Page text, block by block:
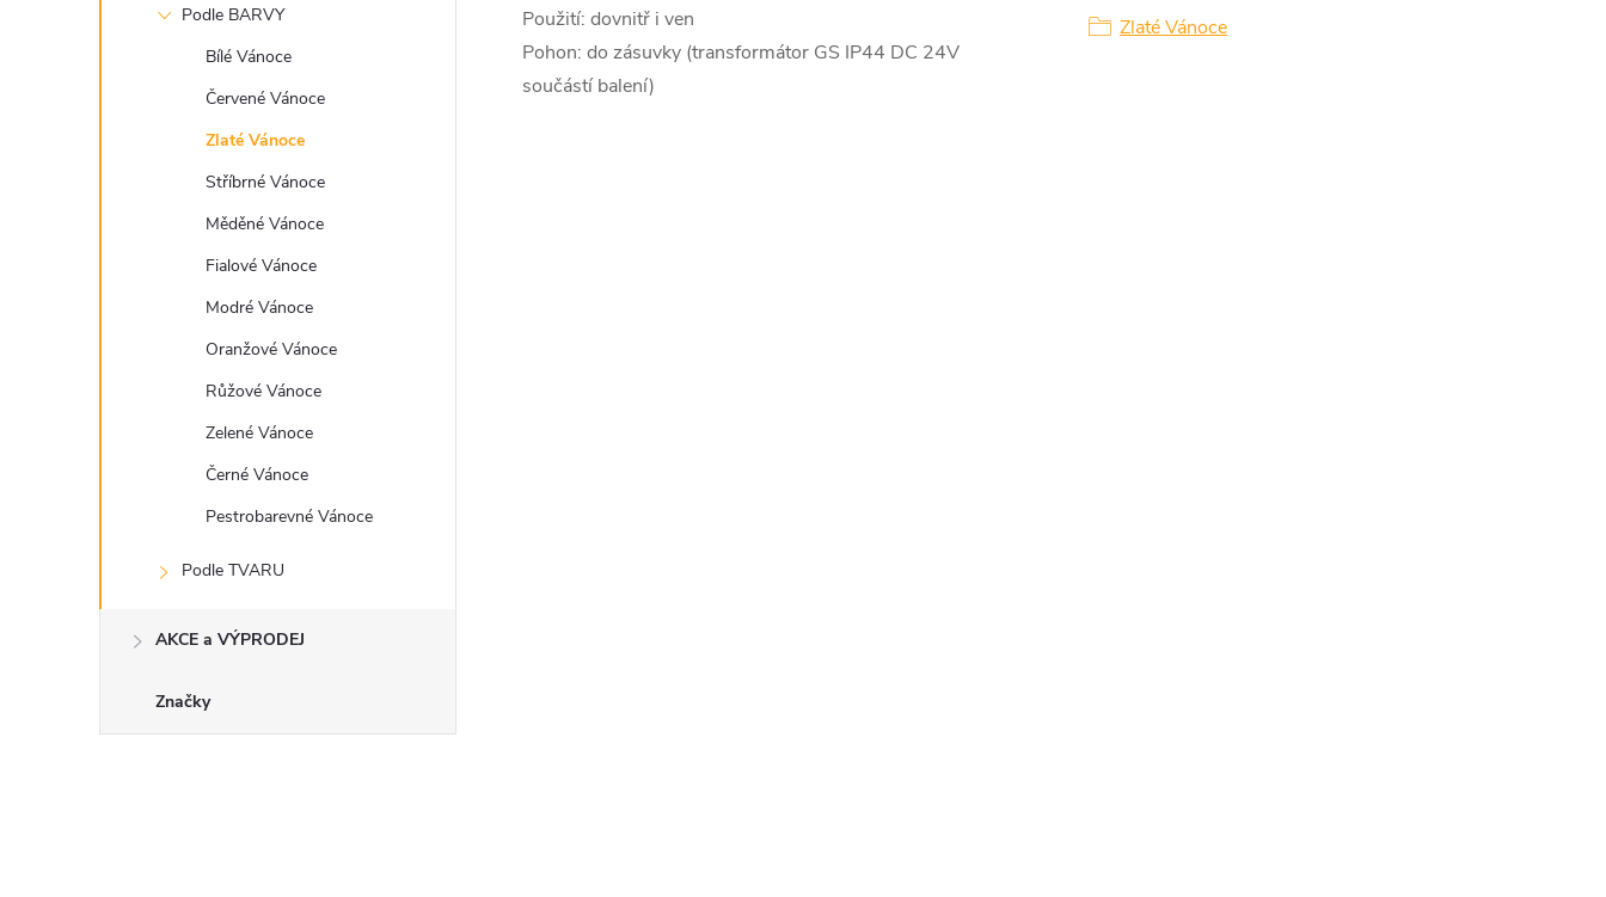
Podle BARVY
Bílé Vánoce
Červené Vánoce
Zlaté Vánoce
Stříbrné Vánoce
Měděné Vánoce
Fialové Vánoce
Modré Vánoce
Oranžové Vánoce
Růžové Vánoce
Zelené Vánoce
Černé Vánoce
Pestrobarevné Vánoce
Podle TVARU
AKCE a VÝPRODEJ
Značky
Použití: dovnitř i ven
Pohon: do zásuvky (transformátor GS IP44 DC 24V
součástí balení)
Zlaté Vánoce